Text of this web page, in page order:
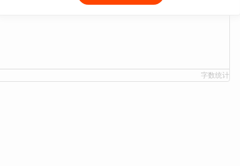
字数统计